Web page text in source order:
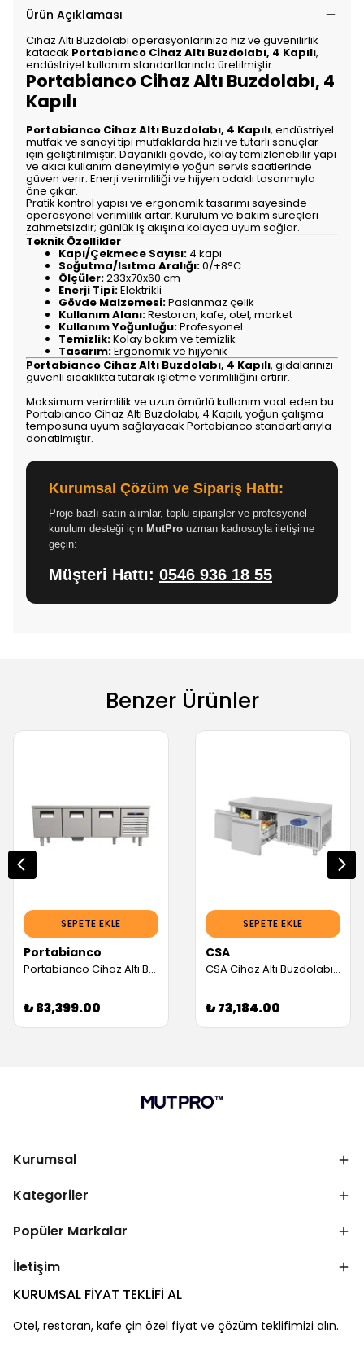
Ürün Açıklaması
Cihaz Altı Buzdolabı operasyonlarınıza hız ve güvenilirlik
katacak Portabianco Cihaz Altı Buzdolabı, 4 Kapılı,
endüstriyel kullanım standartlarında üretilmiştir.
Portabianco Cihaz Altı Buzdolabı, 4
Kapılı
Portabianco Cihaz Altı Buzdolabı, 4 Kapılı, endüstriyel
mutfak ve sanayi tipi mutfaklarda hızlı ve tutarlı sonuçlar
için geliştirilmiştir. Dayanıklı gövde, kolay temizlenebilir yapı
ve akıcı kullanım deneyimiyle yoğun servis saatlerinde
güven verir. Enerji verimliliği ve hijyen odaklı tasarımıyla
öne çıkar.
Pratik kontrol yapısı ve ergonomik tasarımı sayesinde
operasyonel verimlilik artar. Kurulum ve bakım süreçleri
zahmetsizdir; günlük iş akışına kolayca uyum sağlar.
Teknik Özellikler
Kapı/Çekmece Sayısı: 4 kapı
Soğutma/Isıtma Aralığı:0/+8°C
Ölçüler:233x70x60 cm
Enerji Tipi:Elektrikli
Gövde Malzemesi:Paslanmaz çelik
Kullanım Alanı:Restoran, kafe, otel, market
Kullanım Yoğunluğu:Profesyonel
Temizlik:Kolay bakım ve temizlik
Tasarım:Ergonomik ve hijyenik
Portabianco Cihaz Altı Buzdolabı, 4 Kapılı, gıdalarınızı
güvenli sıcaklıkta tutarak işletme verimliliğini artırır.
Maksimum verimlilik ve uzun ömürlü kullanım vaat eden bu
Portabianco Cihaz Altı Buzdolabı, 4 Kapılı, yoğun çalışma
temposuna uyum sağlayacak Portabianco standartlarıyla
donatılmıştır.
Kurumsal Çözüm ve Sipariş Hattı:
Proje bazlı satın alımlar, toplu siparişler ve profesyonel
kurulum desteği için MutPro uzman kadrosuyla iletişime
geçin:
Müşteri Hattı: 0546 936 18 55
Benzer Ürünler
SEPETE EKLE
Portabianco
Portabianco Cihaz Altı Buzdolabı, 3 Kapılı (Servis Garantili)
₺ 83,399.00
SEPETE EKLE
CSA
CSA Cihaz Altı Buzdolabı, 2 Çekmeceli, 135 L (Servis Garantili)
₺ 73,184.00
Kurumsal
Kategoriler
Popüler Markalar
İletişim
KURUMSAL FİYAT TEKLİFİ AL
Otel, restoran, kafe çin özel fiyat ve çözüm teklifimizi alın.